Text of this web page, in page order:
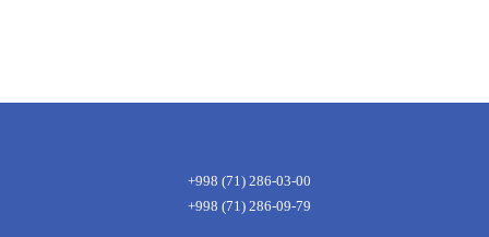
+998 (71) 286-03-00
+998 (71) 286-09-79